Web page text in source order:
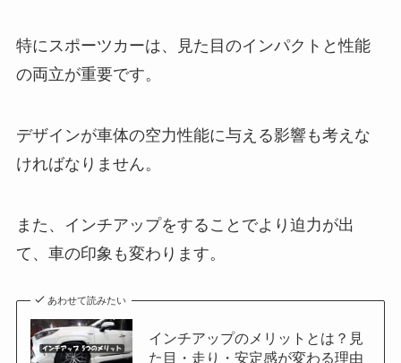
特にスポーツカーは、見た目のインパクトと性能
の両立が重要です。
デザインが車体の空力性能に与える影響も考えな
ければなりません。
また、インチアップをすることでより迫力が出
て、車の印象も変わります。
あわせて読みたい
インチアップのメリットとは？見
た目・走り・安定感が変わる理由